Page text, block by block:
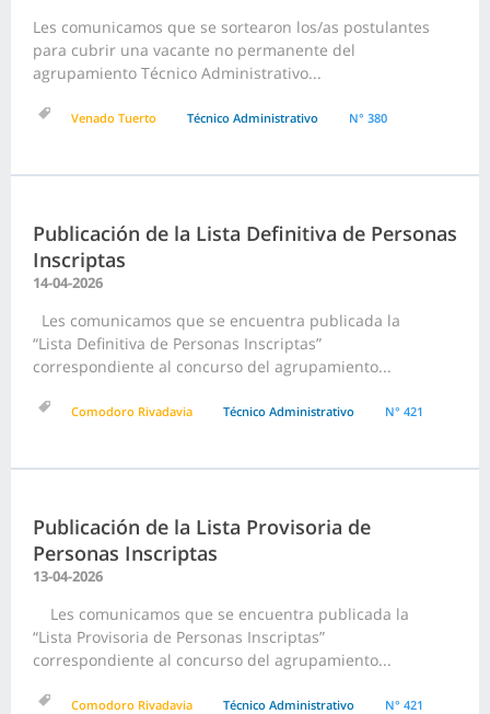
Les comunicamos que se sortearon los/as postulantes
para cubrir una vacante no permanente del
agrupamiento Técnico Administrativo...
Venado Tuerto Técnico Administrativo N° 380
Publicación de la Lista Definitiva de Personas
Inscriptas
14-04-2026
Les comunicamos que se encuentra publicada la
“Lista Definitiva de Personas Inscriptas”
correspondiente al concurso del agrupamiento...
Comodoro Rivadavia Técnico Administrativo N° 421
Publicación de la Lista Provisoria de
Personas Inscriptas
13-04-2026
Les comunicamos que se encuentra publicada la
“Lista Provisoria de Personas Inscriptas”
correspondiente al concurso del agrupamiento...
Comodoro Rivadavia Técnico Administrativo N° 421